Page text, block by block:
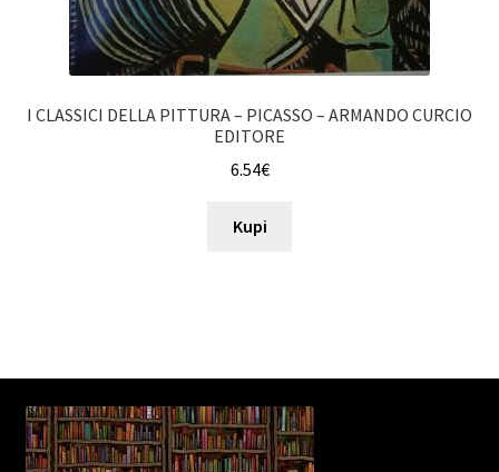
I CLASSICI DELLA PITTURA – PICASSO – ARMANDO CURCIO
EDITORE
6.54€
Kupi